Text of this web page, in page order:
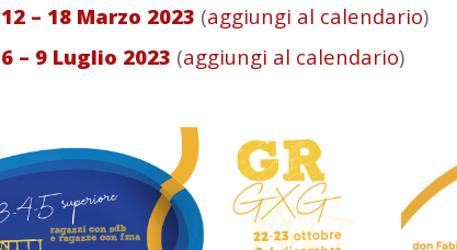
12 – 18 Marzo 2023 (aggiungi al calendario)
6 – 9 Luglio 2023 (aggiungi al calendario)